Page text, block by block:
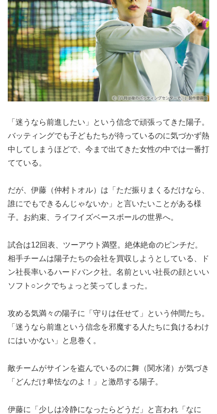
「迷うなら前進したい」という信念で頑張ってきた陽子。
バッティングでも子どもたちが待っているのに気づかず熱
中してしまうほどで、今まで出てきた女性の中では一番打
てている。
だが、伊藤（仲村トオル）は「ただ振りまくるだけなら、
誰にでもできるんじゃないか」と言いたいことがある様
子。お約束、ライフイズベースボールの世界へ。
試合は12回表、ツーアウト満塁。絶体絶命のピンチだ。
相手チームは陽子たちの会社を買収しようとしている、ド
ン社長率いるハードバンク社。名前といい社長の顔といい
ソフト○ンクでちょっと笑ってしまった。
攻める気満々の陽子に「守りは任せて」という仲間たち。
「迷うなら前進という信念を邪魔する人たちに負けるわけ
にはいかない」と息巻く。
敵チームがサインを盗んでいるのに舞（関水渚）が気づき
「どんだけ卑怯なのよ！」と激昂する陽子。
伊藤に「少しは冷静になったらどうだ」と言われ「なに